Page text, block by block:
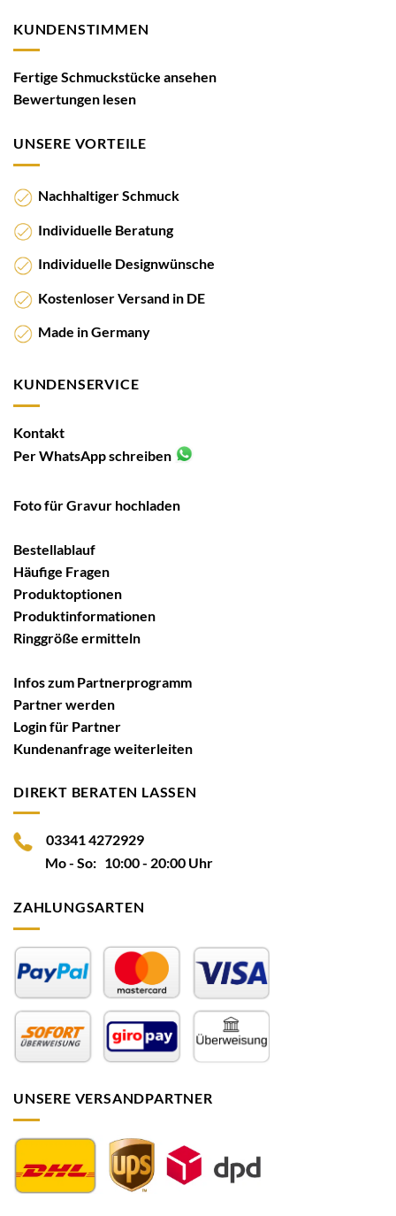
KUNDENSTIMMEN
Fertige Schmuckstücke ansehen
Bewertungen lesen
UNSERE VORTEILE
Nachhaltiger Schmuck
Individuelle Beratung
Individuelle Designwünsche
Kostenloser Versand in DE
Made in Germany
KUNDENSERVICE
Kontakt
Per WhatsApp schreiben
Foto für Gravur hochladen
Bestellablauf
Häufige Fragen
Produktoptionen
Produktinformationen
Ringgröße ermitteln
Infos zum Partnerprogramm
Partner werden
Login für Partner
Kundenanfrage weiterleiten
DIREKT BERATEN LASSEN
03341 4272929
Mo - So: 10:00 - 20:00 Uhr
ZAHLUNGSARTEN
UNSERE VERSANDPARTNER